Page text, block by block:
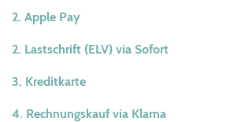
2. Apple Pay
2. Lastschrift (ELV) via Sofort
3. Kreditkarte
4. Rechnungskauf via Klarna